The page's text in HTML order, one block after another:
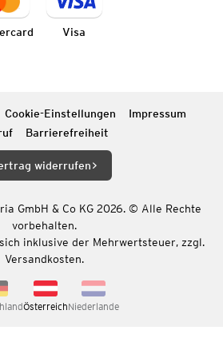
Visa
Cookie-Einstellungen
Impressum
Barrierefreiheit
widerrufen
GmbH & Co KG 2026. © Alle Rechte
vorbehalten.
inklusive der Mehrwertsteuer, zzgl.
Versandkosten.
ÖsterreichNiederlande